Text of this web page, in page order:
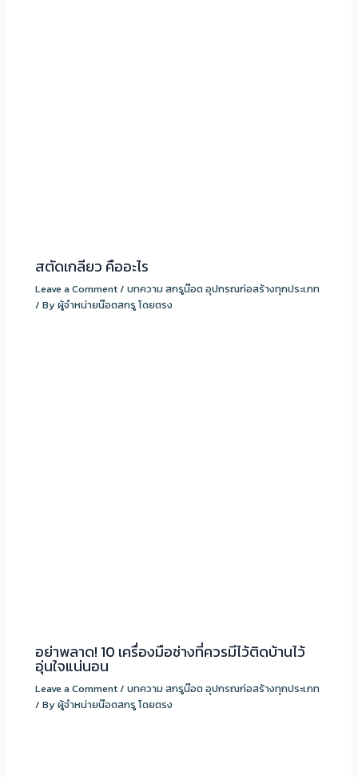
สตัดเกลียว คืออะไร
Leave a Comment/บทความ สกรูน๊อต อุปกรณก่อสร้างทุกประเภท
/ Byผู้จำหน่ายน๊อตสกรู โดยตรง
อย่าพลาด! 10 เครื่องมือช่างที่ควรมีไว้ติดบ้านไว้
อุ่นใจแน่นอน
Leave a Comment/บทความ สกรูน๊อต อุปกรณก่อสร้างทุกประเภท
/ Byผู้จำหน่ายน๊อตสกรู โดยตรง